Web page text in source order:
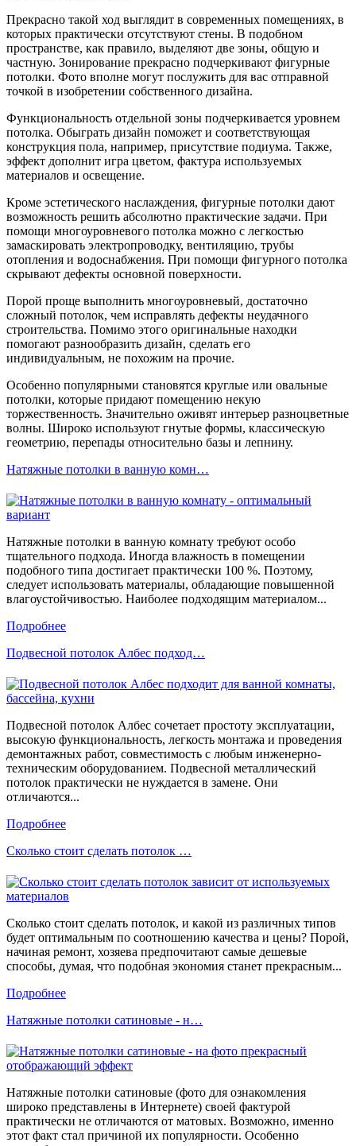
Прекрасно такой ход выглядит в современных помещениях, в
которых практически отсутствуют стены. В подобном
пространстве, как правило, выделяют две зоны, общую и
частную. Зонирование прекрасно подчеркивают фигурные
потолки. Фото вполне могут послужить для вас отправной
точкой в изобретении собственного дизайна.
Функциональность отдельной зоны подчеркивается уровнем
потолка. Обыграть дизайн поможет и соответствующая
конструкция пола, например, присутствие подиума. Также,
эффект дополнит игра цветом, фактура используемых
материалов и освещение.
Кроме эстетического наслаждения, фигурные потолки дают
возможность решить абсолютно практические задачи. При
помощи многоуровневого потолка можно с легкостью
замаскировать электропроводку, вентиляцию, трубы
отопления и водоснабжения. При помощи фигурного потолка
скрывают дефекты основной поверхности.
Порой проще выполнить многоуровневый, достаточно
сложный потолок, чем исправлять дефекты неудачного
строительства. Помимо этого оригинальные находки
помогают разнообразить дизайн, сделать его
индивидуальным, не похожим на прочие.
Особенно популярными становятся круглые или овальные
потолки, которые придают помещению некую
торжественность. Значительно оживят интерьер разноцветные
волны. Широко используют гнутые формы, классическую
геометрию, перепады относительно базы и лепнину.
Натяжные потолки в ванную комн…
Натяжные потолки в ванную комнату требуют особо
тщательного подхода. Иногда влажность в помещении
подобного типа достигает практически 100 %. Поэтому,
следует использовать материалы, обладающие повышенной
влагоустойчивостью. Наиболее подходящим материалом...
Подробнее
Подвесной потолок Албес подход…
Подвесной потолок Албес сочетает простоту эксплуатации,
высокую функциональность, легкость монтажа и проведения
демонтажных работ, совместимость с любым инженерно-
техническим оборудованием. Подвесной металлический
потолок практически не нуждается в замене. Они
отличаются...
Подробнее
Сколько стоит сделать потолок …
Сколько стоит сделать потолок, и какой из различных типов
будет оптимальным по соотношению качества и цены? Порой,
начиная ремонт, хозяева предпочитают самые дешевые
способы, думая, что подобная экономия станет прекрасным...
Подробнее
Натяжные потолки сатиновые - н…
Натяжные потолки сатиновые (фото для ознакомления
широко представлены в Интернете) своей фактурой
практически не отличаются от матовых. Возможно, именно
этот факт стал причиной их популярности. Особенно